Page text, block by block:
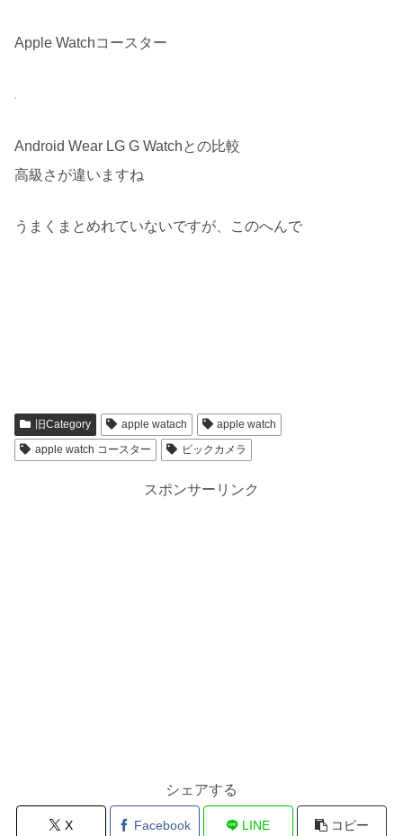
Apple Watchコースター
Android Wear LG G Watchとの比較
高級さが違いますね
うまくまとめれていないですが、このへんで
旧Category apple watach
apple watch
apple watch コースター
ビックカメラ
スポンサーリンク
シェアする
X Facebook LINE コピー